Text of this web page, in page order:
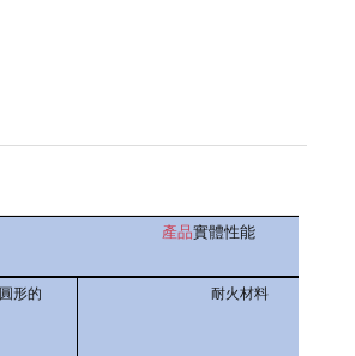
產品實體性能
圓形的 耐火材料